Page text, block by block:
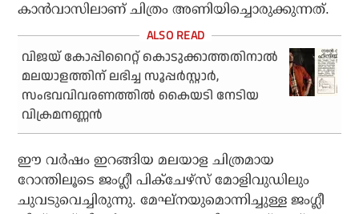
കാന്‍വാസിലാണ് ചിത്രം അണിയിച്ചൊരുക്കുന്നത്.
വിജയ് കോപ്പിറൈറ്റ് കൊടുക്കാത്തതിനാല്‍
മലയാളത്തിന് ലഭിച്ച സൂപ്പര്‍സ്റ്റാര്‍,
സംഭവവിവരണത്തില്‍ കൈയടി നേടിയ
വിക്രമനണ്ണന്‍
ഈ വര്‍ഷം ഇറങ്ങിയ മലയാള ചിത്രമായ
റോന്തിലൂടെ ജംഗ്ലീ പിക്‌ചേഴ്‌സ് മോളിവുഡിലും
ചുവടുവെച്ചിരുന്നു. മേഘ്‌നയുമൊന്നിച്ചുള്ള ജംഗ്ലീ